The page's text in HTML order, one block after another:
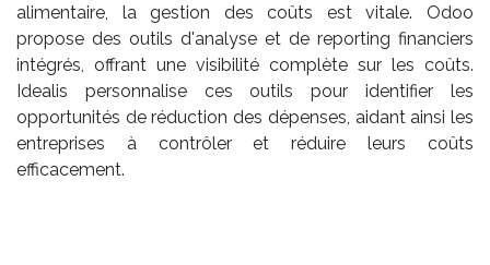
alimentaire, la gestion des coûts est vitale. Odoo
propose des outils d'analyse et de reporting financiers
intégrés, offrant une visibilité complète sur les coûts.
Idealis personnalise ces outils pour identifier les
opportunités de réduction des dépenses, aidant ainsi les
entreprises à contrôler et réduire leurs coûts
efficacement.